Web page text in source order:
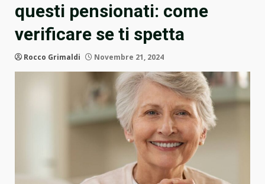
questi pensionati: come
verificare se ti spetta
Rocco Grimaldi Novembre 21, 2024